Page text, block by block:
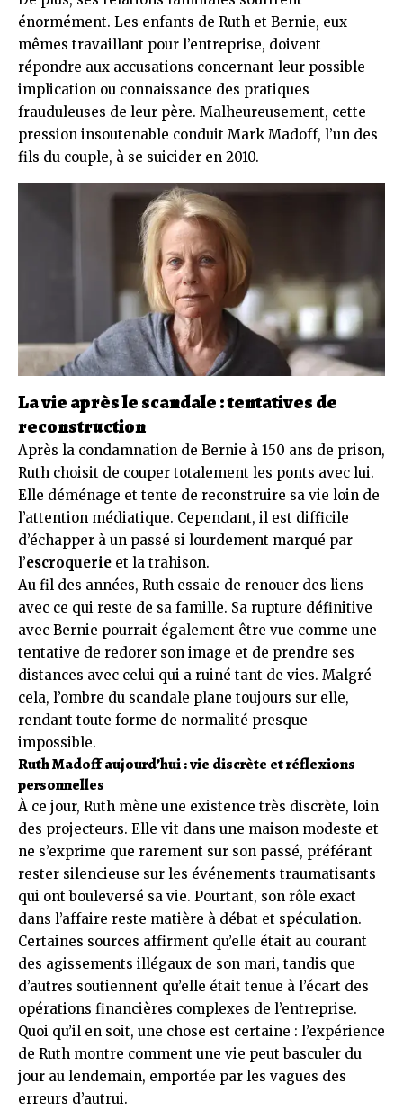
énormément. Les enfants de Ruth et Bernie, eux-
mêmes travaillant pour l’entreprise, doivent
répondre aux accusations concernant leur possible
implication ou connaissance des pratiques
frauduleuses de leur père. Malheureusement, cette
pression insoutenable conduit Mark Madoff, l’un des
fils du couple, à se suicider en 2010.
La vie après le scandale : tentatives de
reconstruction
Après la condamnation de Bernie à 150 ans de prison,
Ruth choisit de couper totalement les ponts avec lui.
Elle déménage et tente de reconstruire sa vie loin de
l’attention médiatique. Cependant, il est difficile
d’échapper à un passé si lourdement marqué par
l’escroquerie et la trahison.
Au fil des années, Ruth essaie de renouer des liens
avec ce qui reste de sa famille. Sa rupture définitive
avec Bernie pourrait également être vue comme une
tentative de redorer son image et de prendre ses
distances avec celui qui a ruiné tant de vies. Malgré
cela, l’ombre du scandale plane toujours sur elle,
rendant toute forme de normalité presque
impossible.
Ruth Madoff aujourd’hui : vie discrète et réflexions
personnelles
À ce jour, Ruth mène une existence très discrète, loin
des projecteurs. Elle vit dans une maison modeste et
ne s’exprime que rarement sur son passé, préférant
rester silencieuse sur les événements traumatisants
qui ont bouleversé sa vie. Pourtant, son rôle exact
dans l’affaire reste matière à débat et spéculation.
Certaines sources affirment qu’elle était au courant
des agissements illégaux de son mari, tandis que
d’autres soutiennent qu’elle était tenue à l’écart des
opérations financières complexes de l’entreprise.
Quoi qu’il en soit, une chose est certaine : l’expérience
de Ruth montre comment une vie peut basculer du
jour au lendemain, emportée par les vagues des
erreurs d’autrui.